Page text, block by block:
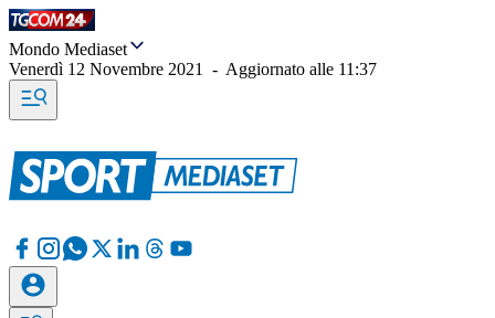
Mondo Mediaset
Venerdì 12 Novembre 2021
- Aggiornato alle 11:37